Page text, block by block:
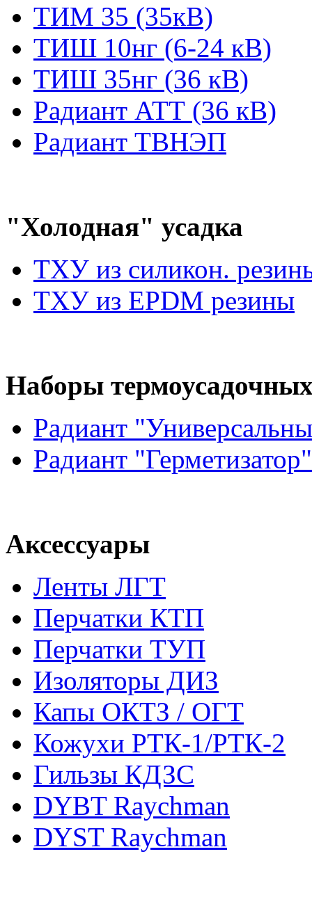
ТИМ 35 (35кВ)
ТИШ 10нг (6-24 кВ)
ТИШ 35нг (36 кВ)
Радиант АТТ (36 кВ)
Радиант ТВНЭП
"Холодная" усадка
ТХУ из силикон.
ТХУ из EPDM резины
Наборы
Радиант
Радиант "Герметизатор"
Аксессуары
Ленты ЛГТ
Перчатки КТП
Перчатки ТУП
Изоляторы ДИЗ
Капы ОКТЗ / ОГТ
Кожухи РТК-1/РТК-2
Гильзы КДЗС
DYBT Raychman
DYST Raychman